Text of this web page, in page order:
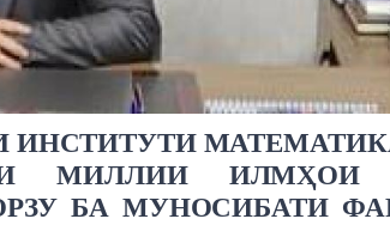
ИНСТИТУТИ
МИЛЛИИ ИЛМҲОИ
БА МУНОСИБАТИ